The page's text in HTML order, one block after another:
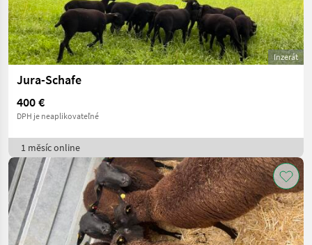
Inzerát
Jura-Schafe
400 €
DPH je neaplikovateľné
1 měsíc online